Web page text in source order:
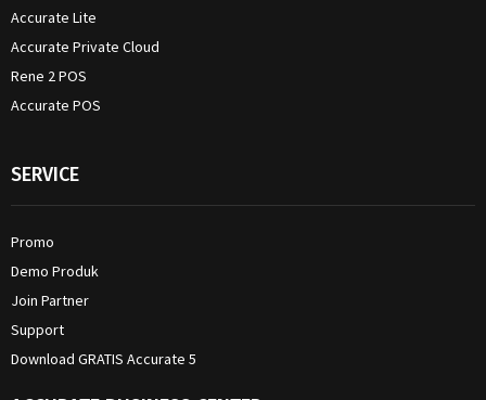
Accurate Lite
Accurate Private Cloud
Rene 2 POS
Accurate POS
SERVICE
Promo
Demo Produk
Join Partner
Support
Download GRATIS Accurate 5